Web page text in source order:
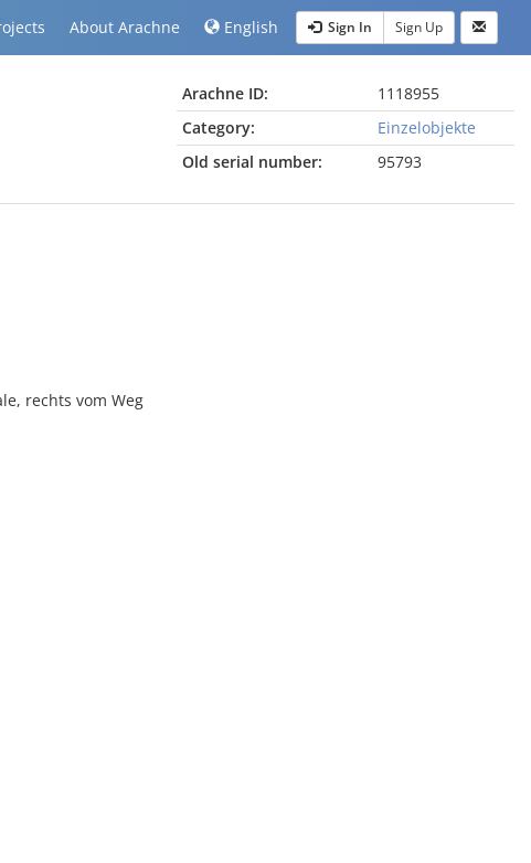
About Arachne English Sign In Sign Up
Arachne ID:
1118955
Category:
Einzelobjekte
Old serial number:
95793
rechts vom Weg